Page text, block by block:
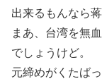
出来るもんなら
まあ、台湾を無
でしょうけど。
元締めがくたば